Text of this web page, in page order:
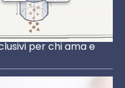
per chi ama e